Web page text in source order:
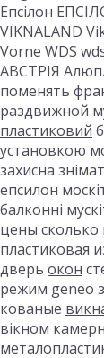
Епсілон
VIKNALAND
Vorne WDS
АВСТРІЯ
поменять
раздвижной
пластиковий
установкою
захисна
епсилон
балконні
цены
пластиковая
дверь окон
режим geneo
кованые
вікном